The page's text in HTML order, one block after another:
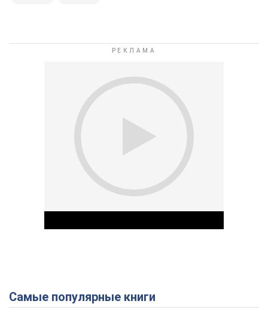
Play Video
Самые популярные книги